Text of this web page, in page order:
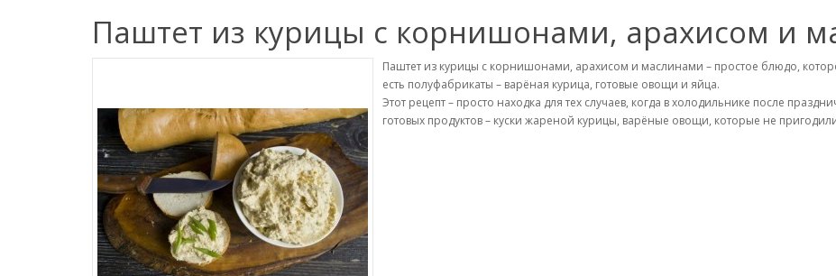
Паштет из курицы с корнишонами, арахисом и
Паштет из курицы с корнишонами, арахисом и маслинами – простое блюдо,
есть полуфабрикаты – варёная курица, готовые овощи и яйца.
Этот рецепт – просто находка для тех случаев, когда в холодильнике после
готовых продуктов – куски жареной курицы, варёные овощи, которые не